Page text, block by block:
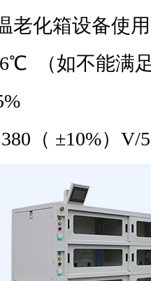
老化箱设备使
（如不能满
（ ±10%）